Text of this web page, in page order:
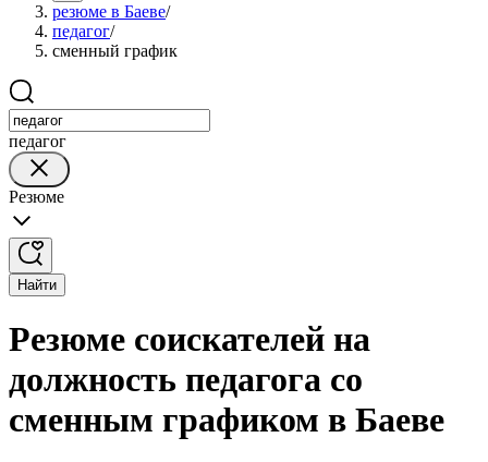
резюме в Баеве/
педагог/
сменный график
педагог
Резюме
Найти
Резюме соискателей на
должность педагога со
сменным графиком в Баеве